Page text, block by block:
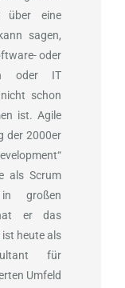
über eine
sagen,
oder
oder IT
schon
ist. Agile
der 2000er
als Scrum
großen
hat er das
heute als
für
Umfeld